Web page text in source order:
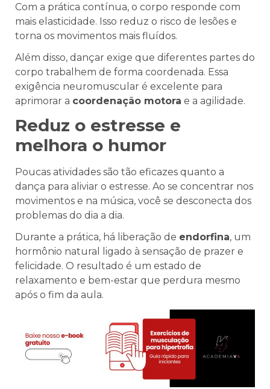
Com a prática contínua, o corpo responde com
mais elasticidade. Isso reduz o risco de lesões e
torna os movimentos mais fluídos.
Além disso, dançar exige que diferentes partes do
corpo trabalhem de forma coordenada. Essa
exigência neuromuscular é excelente para
aprimorar a coordenação motora e a agilidade.
Reduz o estresse e
melhora o humor
Poucas atividades são tão eficazes quanto a
dança para aliviar o estresse. Ao se concentrar nos
movimentos e na música, você se desconecta dos
problemas do dia a dia.
Durante a prática, há liberação de endorfina, um
hormônio natural ligado à sensação de prazer e
felicidade. O resultado é um estado de
relaxamento e bem-estar que perdura mesmo
após o fim da aula.